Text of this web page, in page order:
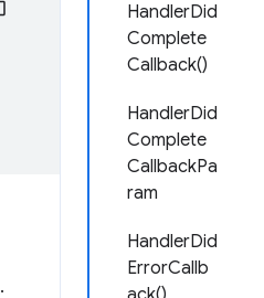
HandlerDid
Complete
Callback()
HandlerDid
Complete
CallbackPa
ram
HandlerDid
ErrorCallb
.